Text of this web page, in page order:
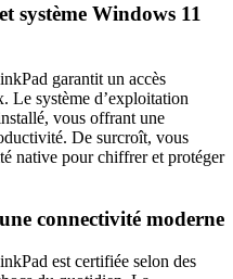
système Windows 11
garantit un accès
Le système d’exploitation
vous offrant une
De surcroît, vous
native pour chiffrer et protéger
connectivité moderne
est certifiée selon des